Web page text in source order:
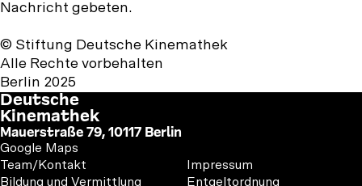
Nachricht gebeten.
© Stiftung Deutsche Kinemathek
Alle Rechte vorbehalten
Berlin 2025
Deutsche
Kinemathek
Mauerstraße 79, 10117 Berlin
Google Maps
Footer
1
Team/Kontakt
Bildung und Vermittlung
Footer
2
Impressum
Entgeltordnung